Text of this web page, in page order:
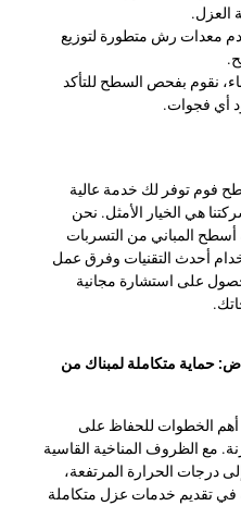
العزل.
معدات رش متطورة لتوزيع
نقوم بفحص السطح للتأكد
أي فجوات.
فوم توفر لك خدمة عالية
هي الخيار الأمثل. نحن
أسطح المباني من التسربات
أحدث التقنيات وفرق عمل
على استشارة مجانية
حماية متكاملة لمبناك من
أهم الخطوات للحفاظ على
مع الظروف المناخية القاسية
درجات الحرارة المرتفعة،
تقديم خدمات عزل متكاملة